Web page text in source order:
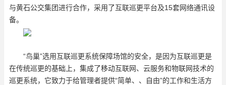
与黄石公交集团进行合作，采用了互联巡更平台及15套网络通讯设
备。
“鸟巢”选用互联巡更系统保障场馆的安全，是因为互联巡更是
在传统巡更的基础上，集成了移动互联网、云服务和物联网技术的
巡更系统，它致力于给管理者提供“简单、、自由”的工作和生活方